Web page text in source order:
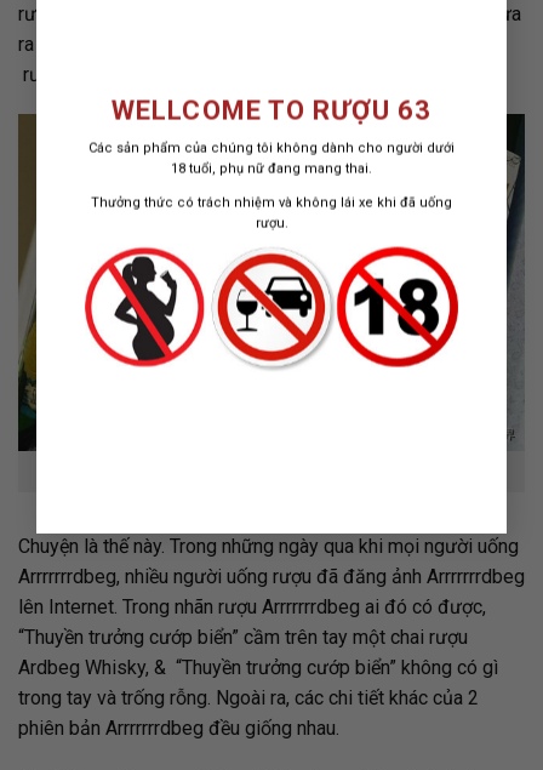
WELLCOME TO RƯỢU 63
Các sản phẩm của chúng tôi không dành cho người dưới
18 tuổi, phụ nữ đang mang thai.
Thưởng thức có trách nhiệm và không lái xe khi đã uống
rượu.
rượu cũng được thảo luận. Và lần này Arrrrrrrdbeg được đưa
ra bàn luận là một chi tiết nhỏ trong
rượu
Chuyện là thế này. Trong những ngày qua khi mọi người uống
Arrrrrrrdbeg, nhiều người uống rượu đã đăng ảnh Arrrrrrrdbeg
lên Internet. Trong nhãn rượu Arrrrrrrdbeg ai đó có được,
“Thuyền trưởng cướp biển” cầm trên tay một chai rượu
Ardbeg Whisky, & “Thuyền trưởng cướp biển” không có gì
trong tay và trống rỗng. Ngoài ra, các chi tiết khác của 2
phiên bản Arrrrrrrdbeg đều giống nhau.